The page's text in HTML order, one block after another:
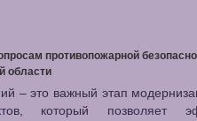
противопожарной
области
– это важный этап
который позволяет